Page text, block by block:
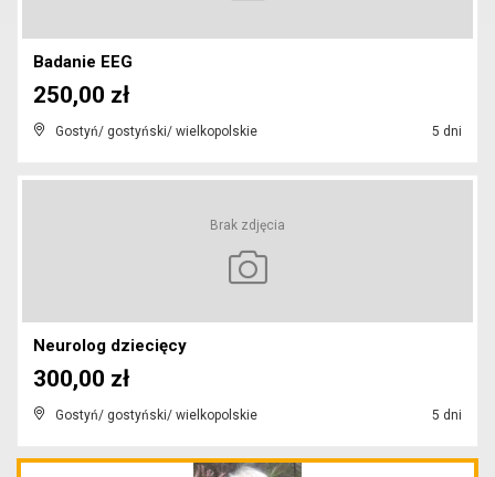
Badanie EEG
Gostyń/ gostyński/ wielkopolskie 5 dni
250,00 zł
Brak zdjęcia
Neurolog dziecięcy
Gostyń/ gostyński/ wielkopolskie 5 dni
300,00 zł